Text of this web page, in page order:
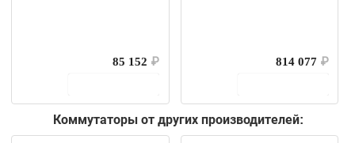
85 152 ₽
814 077 ₽
Коммутаторы от других производителей: